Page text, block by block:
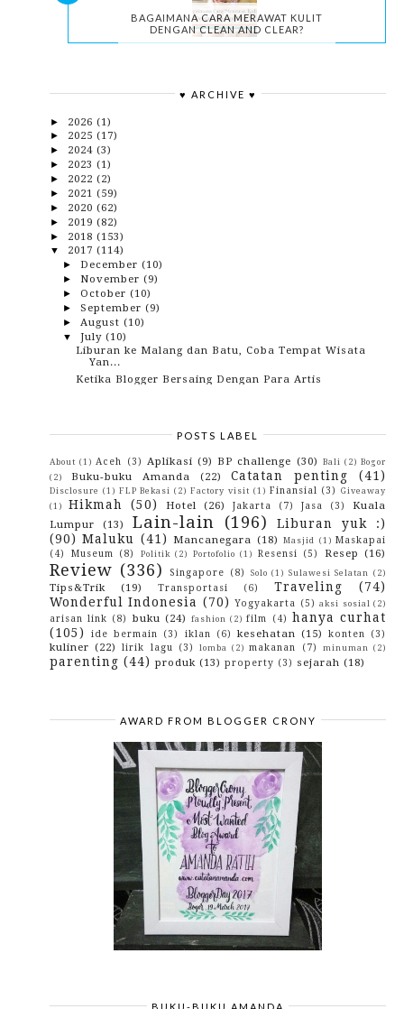
BAGAIMANA CARA MERAWAT KULIT
DENGAN CLEAN AND CLEAR?
♥ ARCHIVE ♥
► 2026 (1)
► 2025 (17)
► 2024 (3)
► 2023 (1)
► 2022 (2)
► 2021 (59)
► 2020 (62)
► 2019 (82)
► 2018 (153)
▼ 2017 (114)
► December (10)
► November (9)
► October (10)
► September (9)
► August (10)
▼ July (10)
Liburan ke Malang dan Batu, Coba Tempat Wisata
Yan...
Ketika Blogger Bersaing Dengan Para Artis
Wow.. Ada Gramedia Khusus Anak loh Di Bekasi
Parigi Rante Dan Kisah Kelam Pembunuhan Orang-
Oran...
Mengapa Ada Anak Yang Suka Melawan Pada
Orangtua?
Lebaran Makin Gaya Dengan Sandal Etnik Jingga
Alhamdulillah Ya, Pocky Sekarang Sudah Halal.
200 Tahun Pattimura
►June(3)
► May (7)
► April (8)
March(13)
►February(11)
►January(14)
►2016(142)
►2015(10)
(43)
POSTS LABEL
About (1) Aceh (3) Aplikasi (9) BP challenge (30) Bali (2) Bogor
(2)
Buku-buku Amanda (22) Catatan penting (41)
Disclosure (1) FLP Bekasi (2) Factory visit (1) Finansial (3)
Giveaway
(1)
Hikmah (50) Hotel (26) Jakarta (7) Jasa (3)
Kuala
Lumpur
(13) Lain-lain (196)
Liburan yuk :)
(90) Maluku (41) Mancanegara (18) Masjid (1) Maskapai
(4)
Museum (8) Politik (2) Portofolio (1) Resensi (5) Resep (16)
Review (336) Singapore (8) Solo (1) Sulawesi Selatan (2)
Tips&Trik (19) Transportasi (6) Traveling
(74)
Wonderful Indonesia (70) Yogyakarta (5) aksi sosial (2)
arisan link (8) buku (24) fashion (2) film (4) hanya curhat
(105)
ide bermain (3) iklan (6) kesehatan (15) konten (3)
kuliner (22) lirik lagu (3) lomba (2) makanan (7) minuman (2)
parenting (44) produk (13) property (3) sejarah (18)
AWARD FROM BLOGGER CRONY
BUKU-BUKU AMANDA